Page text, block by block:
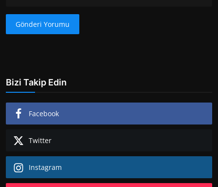
Gönderi Yorumu
Bizi Takip Edin
Facebook
Twitter
Instagram